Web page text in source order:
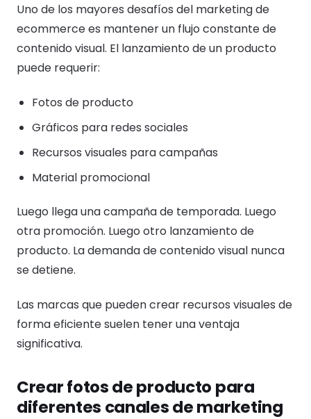
Uno de los mayores desafíos del marketing de
ecommerce es mantener un flujo constante de
contenido visual. El lanzamiento de un producto
puede requerir:
Fotos de producto
Gráficos para redes sociales
Recursos visuales para campañas
Material promocional
Luego llega una campaña de temporada. Luego
otra promoción. Luego otro lanzamiento de
producto. La demanda de contenido visual nunca
se detiene.
Las marcas que pueden crear recursos visuales de
forma eficiente suelen tener una ventaja
significativa.
Crear fotos de producto para
diferentes canales de marketing